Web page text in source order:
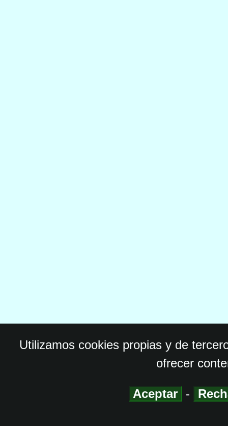
Utilizamos cookies propias y de
ofrecer
Aceptar -